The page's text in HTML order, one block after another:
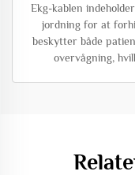
Ekg-kablen
jordning for at
beskytter både
overvågning,